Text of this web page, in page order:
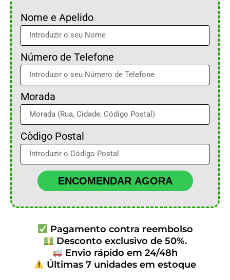
Nome e Apelido
Número de Telefone
Morada
Còdigo Postal
ENCOMENDAR AGORA
Pagamento contra reembolso
Desconto exclusivo de 50%.
Envio rápido em 24/48h
Últimas 7 unidades em estoque